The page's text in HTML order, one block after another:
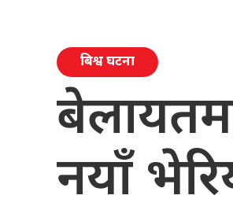
बिश्व घटना
नयाँ